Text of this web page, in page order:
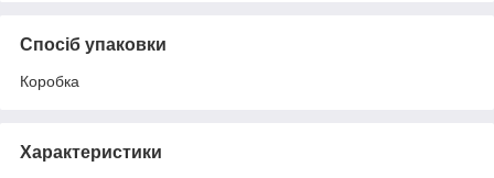
Спосіб упаковки
Коробка
Характеристики